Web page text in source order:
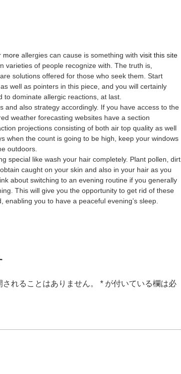
more allergies can cause is something with visit this site
varieties of people recognize with. The truth is,
solutions offered for those who seek them. Start
well as pointers in this piece, and you will certainly
to dominate allergic reactions, at last.
and also strategy accordingly. If you have access to the
weather forecasting websites have a section
projections consisting of both air top quality as well
when the count is going to be high, keep your windows
outdoors.
special like wash your hair completely. Plant pollen, dirt,
caught on your skin and also in your hair as you
about switching to an evening routine if you generally
This will give you the opportunity to get rid of these
enabling you to have a peaceful evening’s sleep.
れることはありません。 * が付いている欄は必